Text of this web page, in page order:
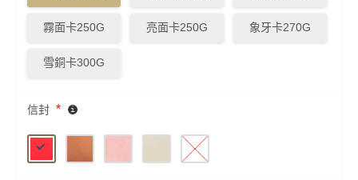
霧面卡250G 亮面卡250G 象牙卡270G
雪銅卡300G
信封 *